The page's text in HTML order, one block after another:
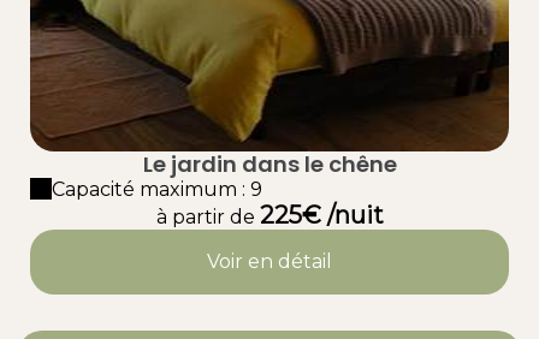
Le jardin dans le chêne
Capacité maximum : 9
à partir de 225€ /nuit
Voir en détail